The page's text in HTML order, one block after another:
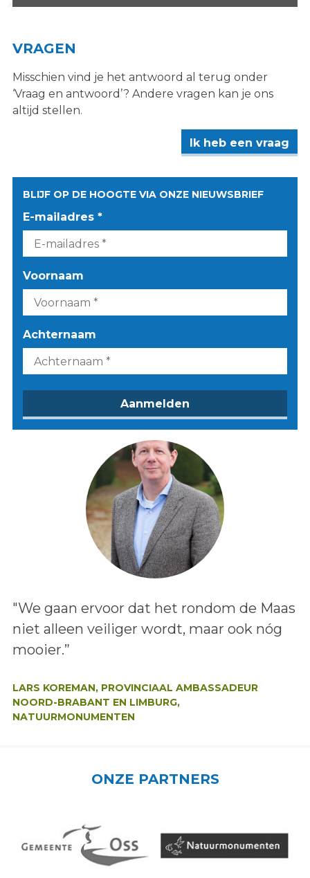
VRAGEN
Misschien vind je het antwoord al terug onder
‘Vraag en antwoord’? Andere vragen kan je ons
altijd stellen.
Ik heb een vraag
BLIJF OP DE HOOGTE VIA ONZE NIEUWSBRIEF
E-mailadres *
Voornaam
Achternaam
Lees het bericht:
"We gaan ervoor dat het rondom de Maas
niet alleen veiliger wordt, maar ook nóg
mooier.”
LARS KOREMAN, PROVINCIAAL AMBASSADEUR
NOORD-BRABANT EN LIMBURG,
NATUURMONUMENTEN
ONZE PARTNERS